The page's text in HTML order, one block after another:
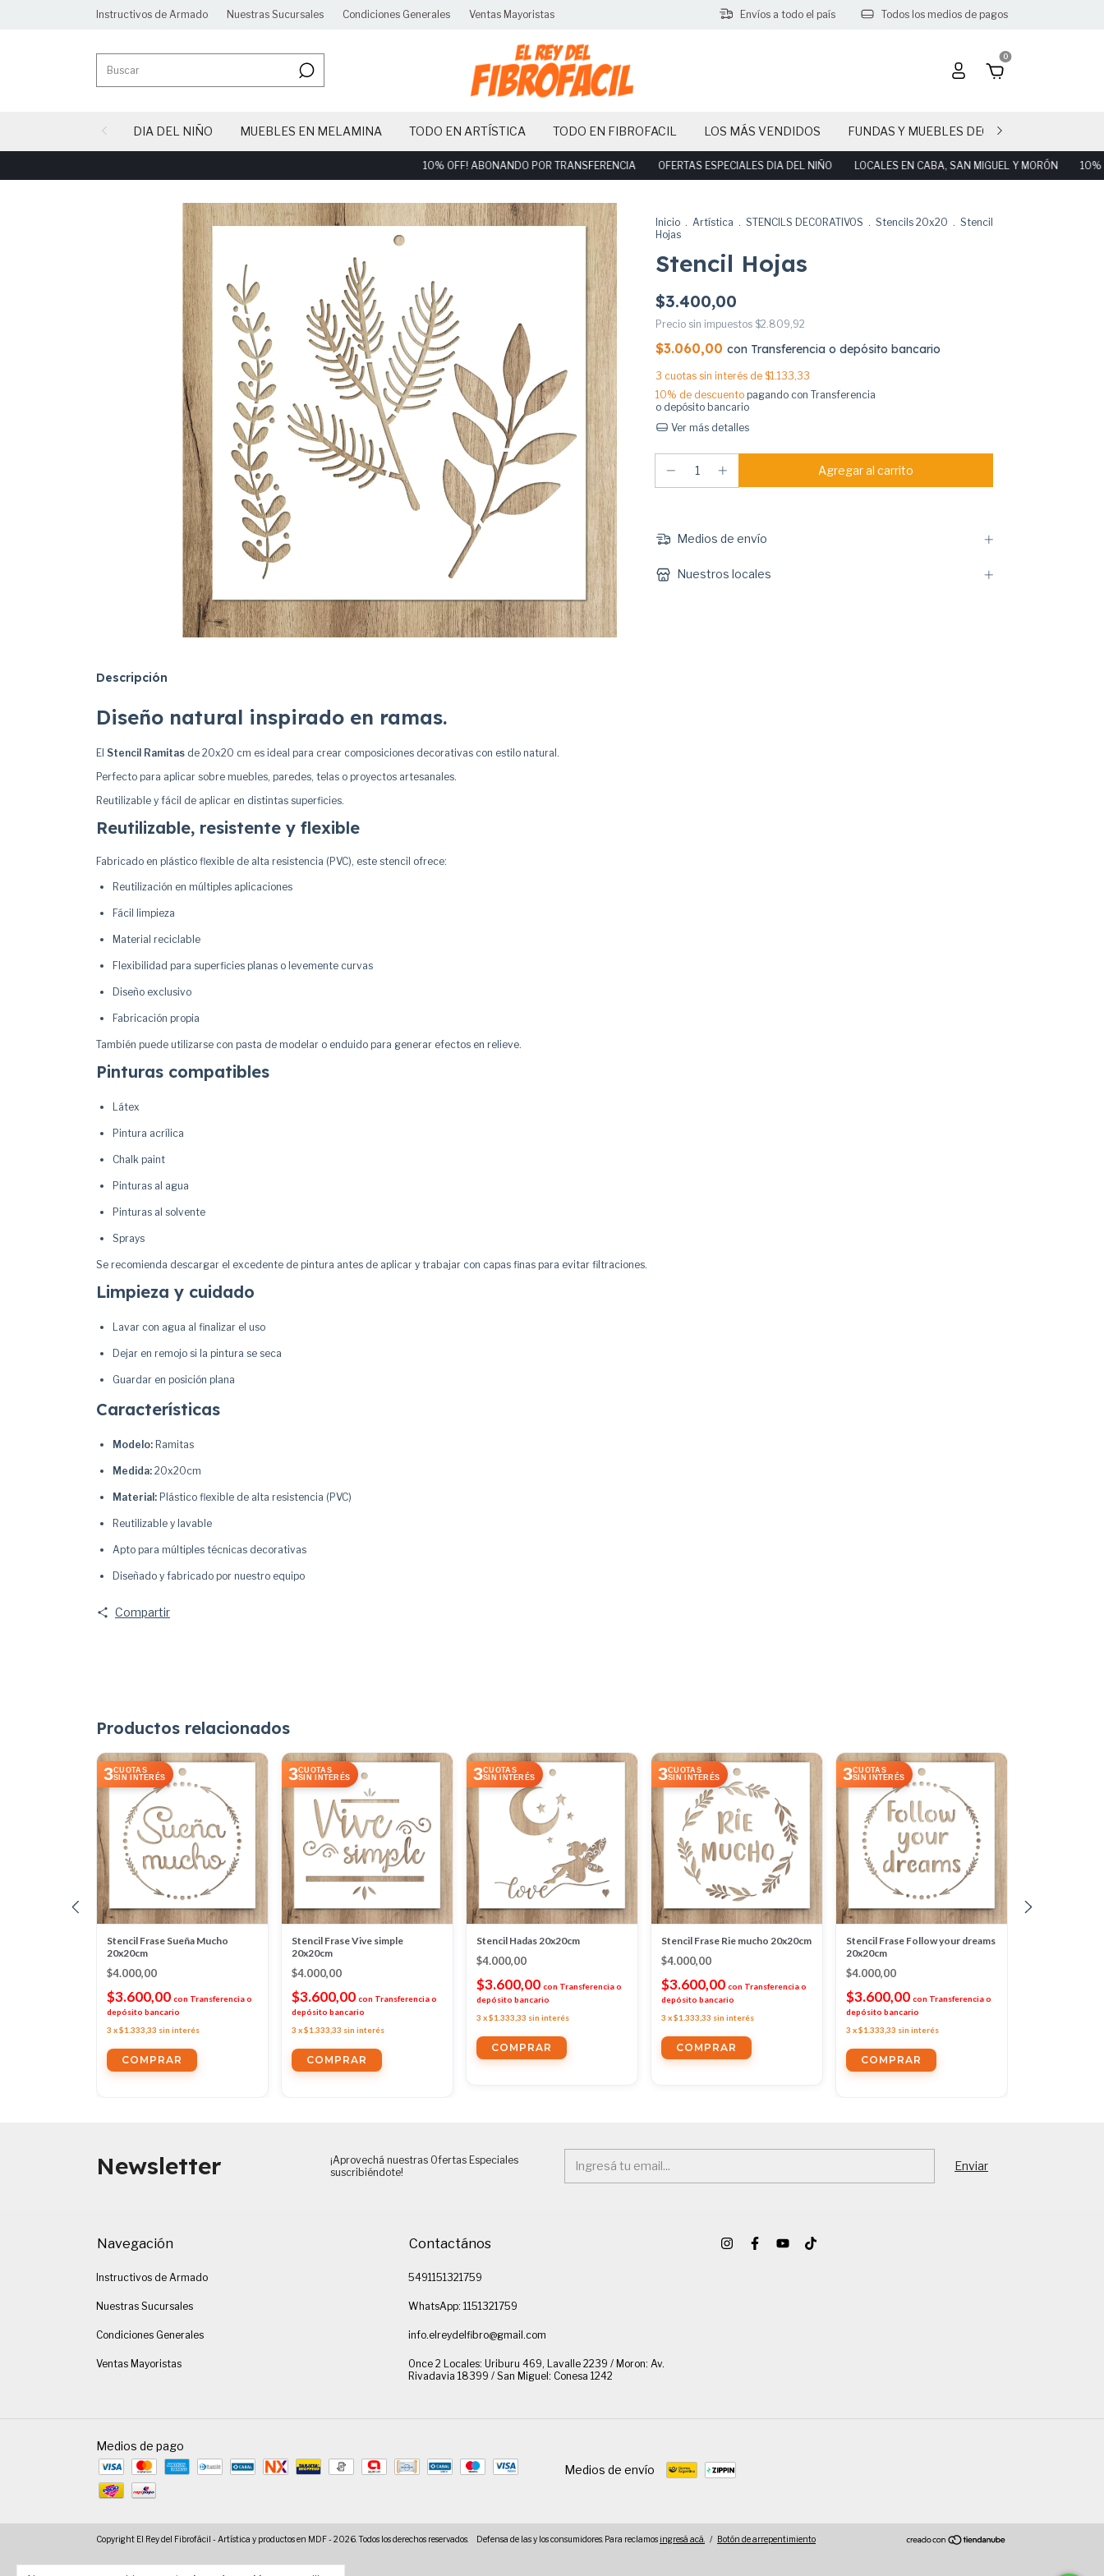
Instructivos de Armado Nuestras Sucursales Condiciones Generales Ventas Mayoristas Envíos a todo el país Todos los medios de pagos
0
DIA DEL NIÑO MUEBLES EN MELAMINA TODO EN ARTÍSTICA TODO EN FIBROFACIL LOS MÁS VENDIDOS FUNDAS Y MUEBLES DECO PARTY
10% OFF! ABONANDO POR TRANSFERENCIA OFERTAS ESPECIALES DIA DEL NIÑO LOCALES EN CABA, SAN MIGUEL Y MORÓN 10% OFF!
Inicio . Artística . STENCILS DECORATIVOS . Stencils 20x20 . Stencil
Hojas
Stencil Hojas
$3.400,00
Precio sin impuestos $2.809,92
$3.060,00 con Transferencia o depósito bancario
3 cuotas sin interés de $1.133,33
10% de descuento pagando con Transferencia
o depósito bancario
Ver más detalles
Medios de envío
Nuestros locales
Descripción
Diseño natural inspirado en ramas.
El Stencil Ramitas de 20x20 cm es ideal para crear composiciones decorativas con estilo natural.
Perfecto para aplicar sobre muebles, paredes, telas o proyectos artesanales.
Reutilizable y fácil de aplicar en distintas superficies.
Reutilizable, resistente y flexible
Fabricado en plástico flexible de alta resistencia (PVC), este stencil ofrece:
Reutilización en múltiples aplicaciones
Fácil limpieza
Material reciclable
Flexibilidad para superficies planas o levemente curvas
Diseño exclusivo
Fabricación propia
También puede utilizarse con pasta de modelar o enduido para generar efectos en relieve.
Pinturas compatibles
Látex
Pintura acrílica
Chalk paint
Pinturas al agua
Pinturas al solvente
Sprays
Se recomienda descargar el excedente de pintura antes de aplicar y trabajar con capas finas para evitar filtraciones.
Limpieza y cuidado
Lavar con agua al finalizar el uso
Dejar en remojo si la pintura se seca
Guardar en posición plana
Características
Modelo: Ramitas
Medida: 20x20cm
Material: Plástico flexible de alta resistencia (PVC)
Reutilizable y lavable
Apto para múltiples técnicas decorativas
Diseñado y fabricado por nuestro equipo
Compartir
Productos relacionados
3CUOTAS
SIN INTERÉS
Stencil Frase Sueña Mucho
20x20cm
$4.000,00
$3.600,00 con Transferencia o
depósito bancario
3 x$1.333,33 sin interés
3CUOTAS
SIN INTERÉS
Stencil Frase Vive simple
20x20cm
$4.000,00
$3.600,00 con Transferencia o
depósito bancario
3 x$1.333,33 sin interés
3CUOTAS
SIN INTERÉS
Stencil Hadas 20x20cm
$4.000,00
$3.600,00 con Transferencia o
depósito bancario
3 x$1.333,33 sin interés
3CUOTAS
SIN INTERÉS
Stencil Frase Rie mucho 20x20cm
$4.000,00
$3.600,00 con Transferencia o
depósito bancario
3 x$1.333,33 sin interés
3CUOTAS
SIN INTERÉS
Stencil Frase Follow your dreams
20x20cm
$4.000,00
$3.600,00 con Transferencia o
depósito bancario
3 x$1.333,33 sin interés
Newsletter
¡Aprovechá nuestras Ofertas Especiales
suscribiéndote!
Navegación
Instructivos de Armado
Nuestras Sucursales
Condiciones Generales
Ventas Mayoristas
Contactános
5491151321759
WhatsApp: 1151321759
info.elreydelfibro@gmail.com
Once 2 Locales: Uriburu 469, Lavalle 2239 / Moron: Av.
Rivadavia 18399 / San Miguel: Conesa 1242
Medios de pago
Medios de envío
Copyright El Rey del Fibrofácil - Artística y productos en MDF - 2026. Todos los derechos reservados. Defensa de las y los consumidores. Para reclamos ingresá acá. / Botón de arrepentimiento